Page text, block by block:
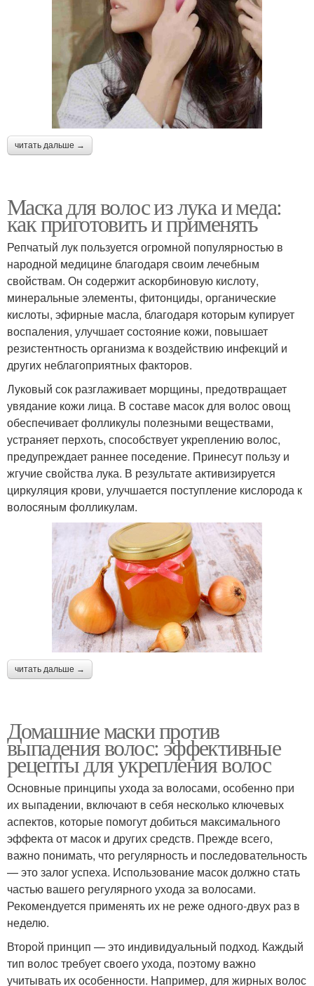
читать дальше →
Маска для волос из лука и меда:
как приготовить и применять
Репчатый лук пользуется огромной популярностью в
народной медицине благодаря своим лечебным
свойствам. Он содержит аскорбиновую кислоту,
минеральные элементы, фитонциды, органические
кислоты, эфирные масла, благодаря которым купирует
воспаления, улучшает состояние кожи, повышает
резистентность организма к воздействию инфекций и
других неблагоприятных факторов.
Луковый сок разглаживает морщины, предотвращает
увядание кожи лица. В составе масок для волос овощ
обеспечивает фолликулы полезными веществами,
устраняет перхоть, способствует укреплению волос,
предупреждает раннее поседение. Принесут пользу и
жгучие свойства лука. В результате активизируется
циркуляция крови, улучшается поступление кислорода к
волосяным фолликулам.
читать дальше →
Домашние маски против
выпадения волос: эффективные
рецепты для укрепления волос
Основные принципы ухода за волосами, особенно при
их выпадении, включают в себя несколько ключевых
аспектов, которые помогут добиться максимального
эффекта от масок и других средств. Прежде всего,
важно понимать, что регулярность и последовательность
— это залог успеха. Использование масок должно стать
частью вашего регулярного ухода за волосами.
Рекомендуется применять их не реже одного-двух раз в
неделю.
Второй принцип — это индивидуальный подход. Каждый
тип волос требует своего ухода, поэтому важно
учитывать их особенности. Например, для жирных волос